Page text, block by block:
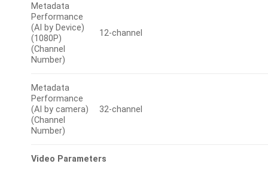
Metadata
Performance
(AI by Device)
(1080P)
(Channel
Number)
12-channel
Metadata
Performance
(AI by camera)
(Channel
Number)
32-channel
Video Parameters